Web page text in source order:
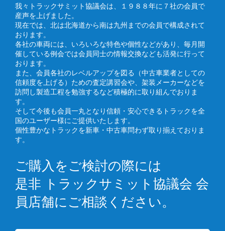
我々トラックサミット協議会は、１９８８年に７社の会員で
産声を上げました。
現在では、北は北海道から南は九州までの会員で構成されて
おります。
各社の車両には、いろいろな特色や個性などがあり、毎月開
催している例会では会員同士の情報交換なども活発に行って
おります。
また、会員各社のレベルアップを図る（中古車業者としての
信頼度を上げる）ための査定講習会や、架装メーカーなどを
訪問し製造工程を勉強するなど積極的に取り組んでおりま
す。
そして今後も会員一丸となり信頼・安心できるトラックを全
国のユーザー様にご提供いたします。
個性豊かなトラックを新車・中古車問わず取り揃えておりま
す。
ご購入をご検討の際には
是非 トラックサミット協議会 会
員店舗にご相談ください。